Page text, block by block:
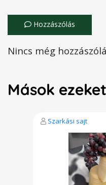
Hozzászólás
Nincs még
Mások
Szarkási sajt